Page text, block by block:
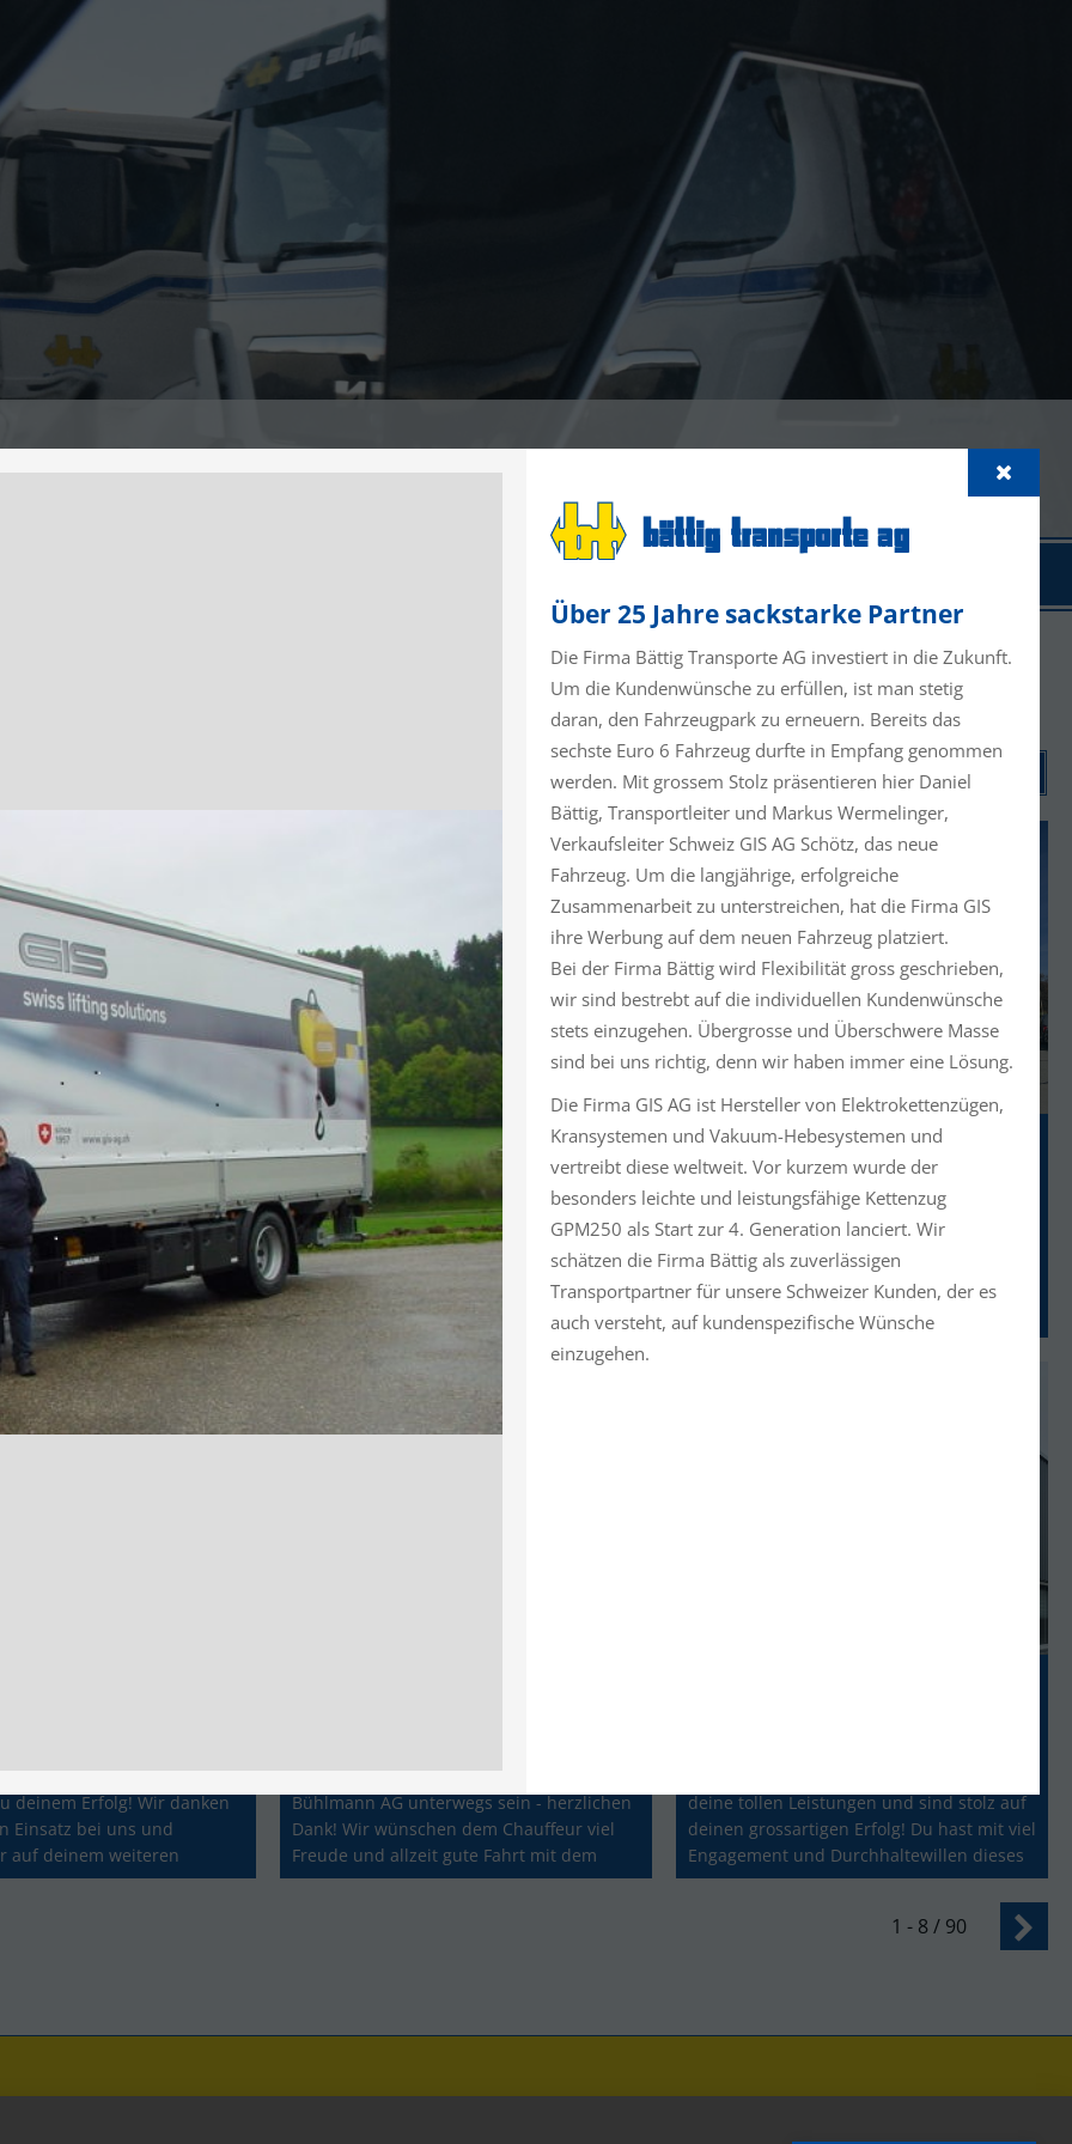
Über 25 Jahre sackstarke Partner
Die Firma Bättig Transporte AG investiert in die Zukunft.
Um die Kundenwünsche zu erfüllen, ist man stetig
daran, den Fahrzeugpark zu erneuern. Bereits das
sechste Euro 6 Fahrzeug durfte in Empfang genommen
werden. Mit grossem Stolz präsentieren hier Daniel
Bättig, Transportleiter und Markus Wermelinger,
Verkaufsleiter Schweiz GIS AG Schötz, das neue
Fahrzeug. Um die langjährige, erfolgreiche
Zusammenarbeit zu unterstreichen, hat die Firma GIS
ihre Werbung auf dem neuen Fahrzeug platziert.
Bei der Firma Bättig wird Flexibilität gross geschrieben,
wir sind bestrebt auf die individuellen Kundenwünsche
stets einzugehen. Übergrosse und Überschwere Masse
sind bei uns richtig, denn wir haben immer eine Lösung.
Die Firma GIS AG ist Hersteller von Elektrokettenzügen,
Kransystemen und Vakuum-Hebesystemen und
vertreibt diese weltweit. Vor kurzem wurde der
besonders leichte und leistungsfähige Kettenzug
GPM250 als Start zur 4. Generation lanciert. Wir
schätzen die Firma Bättig als zuverlässigen
Transportpartner für unsere Schweizer Kunden, der es
auch versteht, auf kundenspezifische Wünsche
einzugehen.
SUCHEN
zur Prüfung Kat. C/E
Jacek Rogowski hat
Anhängerprüfung Kat. C/E
Gratulation! Wir
weiterhin gute und
Gratulation zur CZV Prüfung
Unser Mitarbeiter Sasa Radosavljevic hat
die CZV- Prüfung erfolgreich bestanden-
Herzlichen Glückwunsch! Wir wünschen
ihm viel Freude unterwegs sowie eine gute
und unfallfreie Fahrt.
Gratulation zur Prüfung Kat. C
erfolgreich die Lastwagenprüfung Kat. C
bestanden - herzliche Gratulation! Wir
wünschen ihm viel Freude unterwegs und
natürlich gute, unfallfreie Fahrt.
Lieber Ylli, herzliche
deinem Erfolg! Wir danken
Einsatz bei uns und
auf deinem weiteren
Gute.
einer Blache unseres Kunden Metallbau
Bühlmann AG unterwegs sein - herzlichen
Dank! Wir wünschen dem Chauffeur viel
Freude und allzeit gute Fahrt mit dem
neuen Fahrzeug.
deine tollen Leistungen und sind stolz auf
deinen grossartigen Erfolg! Du hast mit viel
Engagement und Durchhaltewillen dieses
Ziel erreicht.
1 - 8 / 90